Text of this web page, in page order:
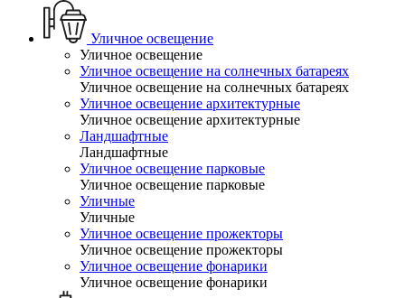
Уличное освещение
Уличное освещение
Уличное освещение на солнечных батареях
Уличное освещение на солнечных батареях
Уличное освещение архитектурные
Уличное освещение архитектурные
Ландшафтные
Ландшафтные
Уличное освещение парковые
Уличное освещение парковые
Уличные
Уличные
Уличное освещение прожекторы
Уличное освещение прожекторы
Уличное освещение фонарики
Уличное освещение фонарики